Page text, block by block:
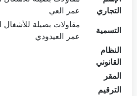
التجاري
عمر العي
التسمية
مقاولات بصيلة للأشغال
عمر العيدودي
النظام
القانوني
المقر
الترقيم